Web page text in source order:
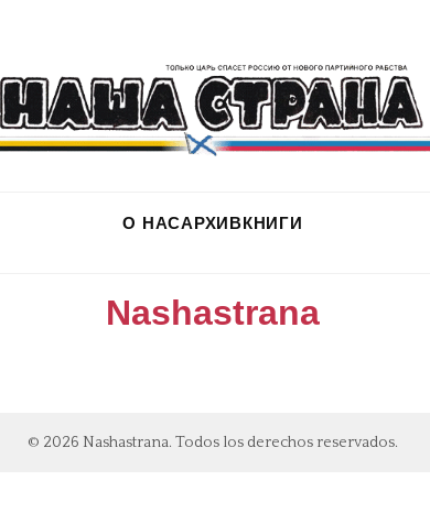
О НАСАРХИВКНИГИ
Nashastrana
© 2026 Nashastrana. Todos los derechos reservados.